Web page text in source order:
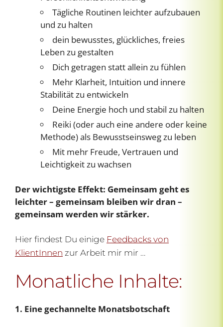
Tägliche Routinen leichter aufzubauen
und zu halten
dein bewusstes, glückliches, freies
Leben zu gestalten
Dich getragen statt allein zu fühlen
Mehr Klarheit, Intuition und innere
Stabilität zu entwickeln
Deine Energie hoch und stabil zu halten
Reiki (oder auch eine andere oder keine
Methode) als Bewusstseinsweg zu leben
Mit mehr Freude, Vertrauen und
Leichtigkeit zu wachsen
Der wichtigste Effekt: Gemeinsam geht es
leichter – gemeinsam bleiben wir dran –
gemeinsam werden wir stärker.
Hier findest Du einige Feedbacks von
KlientInnen zur Arbeit mir mir …
Monatliche Inhalte:
1. Eine gechannelte Monatsbotschaft